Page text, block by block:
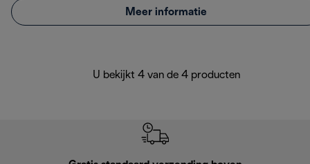
Meer informatie
U bekijkt 4 van de 4 producten